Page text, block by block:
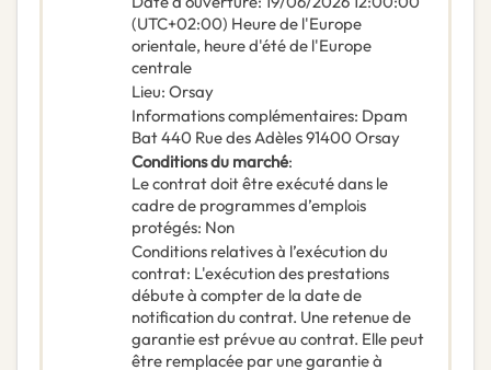
(UTC+02:00) Heure de l'Europe
orientale, heure d'été de l'Europe
centrale
Lieu: Orsay
Informations complémentaires: Dpam
Bat 440 Rue des Adèles 91400 Orsay
Conditions du marché:
Le contrat doit être exécuté dans le
cadre de programmes d’emplois
protégés: Non
Conditions relatives à l’exécution du
contrat: L'exécution des prestations
débute à compter de la date de
notification du contrat. Une retenue de
garantie est prévue au contrat. Elle peut
être remplacée par une garantie à